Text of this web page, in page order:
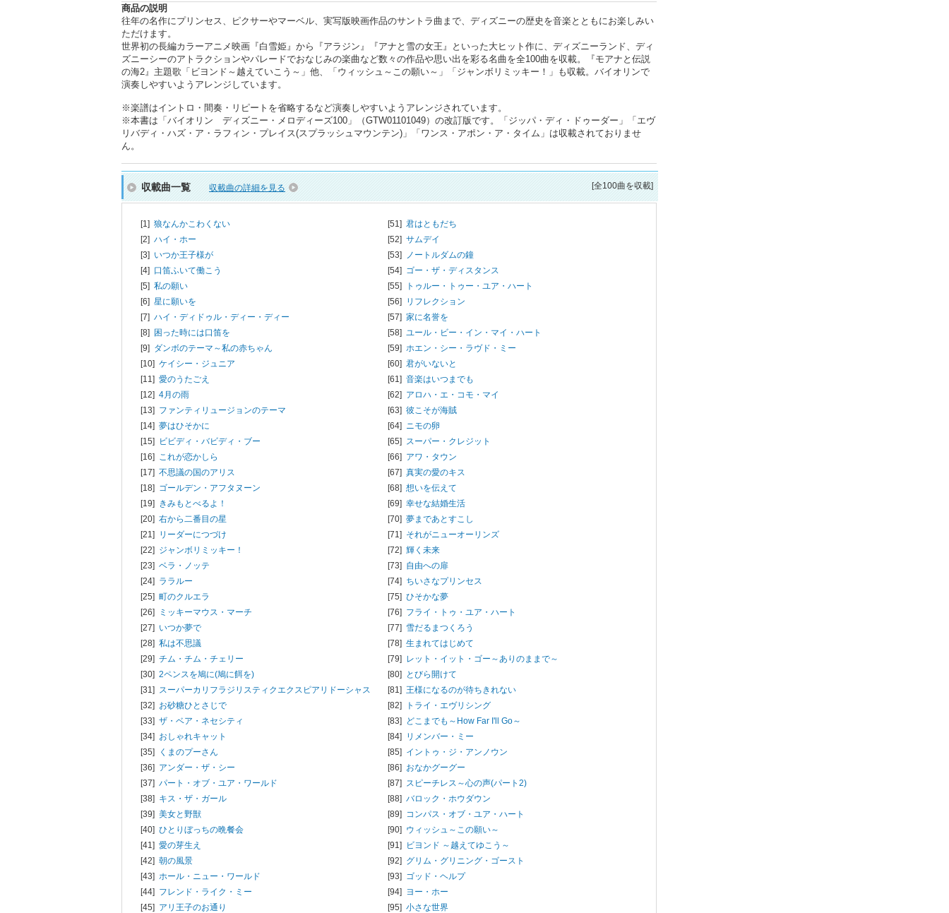
商品の説明
往年の名作にプリンセス、ピクサーやマーベル、実写版映画作品のサントラ曲まで、ディズニーの歴史を音楽とともにお楽しみい
ただけます。
世界初の長編カラーアニメ映画『白雪姫』から『アラジン』『アナと雪の女王』といった大ヒット作に、ディズニーランド、ディ
ズニーシーのアトラクションやパレードでおなじみの楽曲など数々の作品や思い出を彩る名曲を全100曲を収載。『モアナと伝説
の海2』主題歌「ビヨンド～越えていこう～」他、「ウィッシュ～この願い～」「ジャンボリミッキー！」も収載。バイオリンで
演奏しやすいようアレンジしています。
※楽譜はイントロ・間奏・リピートを省略するなど演奏しやすいようアレンジされています。
※本書は「バイオリン ディズニー・メロディーズ100」（GTW01101049）の改訂版です。「ジッパ・ディ・ドゥーダー」「エヴ
リバディ・ハズ・ア・ラフィン・プレイス(スプラッシュマウンテン)」「ワンス・アポン・ア・タイム」は収載されておりませ
ん。
収載曲一覧 収載曲の詳細を見る [全100曲を収載]
[1] 狼なんかこわくない
[2] ハイ・ホー
[3] いつか王子様が
[4] 口笛ふいて働こう
[5] 私の願い
[6] 星に願いを
[7] ハイ・ディドゥル・ディー・ディー
[8] 困った時には口笛を
[9] ダンボのテーマ～私の赤ちゃん
[10] ケイシー・ジュニア
[11] 愛のうたごえ
[12] 4月の雨
[13] ファンティリュージョンのテーマ
[14] 夢はひそかに
[15] ビビディ・バビディ・ブー
[16] これが恋かしら
[17] 不思議の国のアリス
[18] ゴールデン・アフタヌーン
[19] きみもとべるよ！
[20] 右から二番目の星
[21] リーダーにつづけ
[22] ジャンボリミッキー！
[23] ベラ・ノッテ
[24] ララルー
[25] 町のクルエラ
[26]
ミッキーマウス・マーチ
[27] いつか夢で
[28] 私は不思議
[29] チム・チム・チェリー
[30] 2ペンスを鳩に(鳩に餌を)
[31] スーパーカリフラジリスティクエクスピアリドーシャス
[32] お砂糖ひとさじで
[33] ザ・ベア・ネセシティ
[34] おしゃれキャット
[35]
くまのプーさん
[36] アンダー・ザ・シー
[37] パート・オブ・ユア・ワールド
[38] キス・ザ・ガール
[39] 美女と野獣
[40] ひとりぼっちの晩餐会
[41] 愛の芽生え
[42] 朝の風景
[43] ホール・ニュー・ワールド
[44] フレンド・ライク・ミー
[45] アリ王子のお通り
[51] 君はともだち
[52] サムデイ
[53] ノートルダムの鐘
[54] ゴー・ザ・ディスタンス
[55]
トゥルー・トゥー・ユア・ハート
[56] リフレクション
[57] 家に名誉を
[58] ユール・ビー・イン・マイ・ハート
[59] ホエン・シー・ラヴド・ミー
[60] 君がいないと
[61] 音楽はいつまでも
[62] アロハ・エ・コモ・マイ
[63] 彼こそが海賊
[64] ニモの卵
[65] スーパー・クレジット
[66] アワ・タウン
[67] 真実の愛のキス
[68] 想いを伝えて
[69] 幸せな結婚生活
[70] 夢まであとすこし
[71] それがニューオーリンズ
[72] 輝く未来
[73] 自由への扉
[74] ちいさなプリンセス
[75] ひそかな夢
[76] フライ・トゥ・ユア・ハート
[77] 雪だるまつくろう
[78] 生まれてはじめて
[79] レット・イット・ゴー～ありのままで～
[80] とびら開けて
[81] 王様になるのが待ちきれない
[82]
トライ・エヴリシング
[83] どこまでも～How Far I'll Go～
[84] リメンバー・ミー
[85] イントゥ・ジ・アンノウン
[86] おなかグーグー
[87] スピーチレス～心の声(パート2)
[88] バロック・ホウダウン
[89] コンパス・オブ・ユア・ハート
[90] ウィッシュ～この願い～
[91] ビヨンド ～越えてゆこう～
[92] グリム・グリニング・ゴースト
[93] ゴッド・ヘルプ
[94] ヨー・ホー
[95] 小さな世界